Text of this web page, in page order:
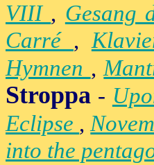
VIII , Gesang
Carré ,
Hymnen ,
Stroppa -
Eclipse ,
into the